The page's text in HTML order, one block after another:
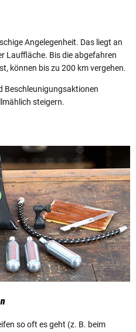
Angelegenheit. Das liegt an
Lauffläche. Bis die abgefahren
können bis zu 200 km vergehen.
Beschleunigungsaktionen
steigern.
so oft es geht (z. B. beim